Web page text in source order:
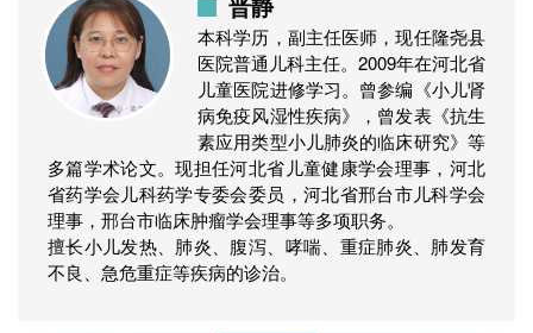
晋静
本科学历，副主任医师，现任隆尧县
医院普通儿科主任。2009年在河北省
儿童医院进修学习。曾参编《小儿肾
病免疫风湿性疾病》，曾发表《抗生
素应用类型小儿肺炎的临床研究》等
多篇学术论文。现担任河北省儿童健康学会理事，河北
省药学会儿科药学专委会委员，河北省邢台市儿科学会
理事，邢台市临床肿瘤学会理事等多项职务。
擅长小儿发热、肺炎、腹泻、哮喘、重症肺炎、肺发育
不良、急危重症等疾病的诊治。